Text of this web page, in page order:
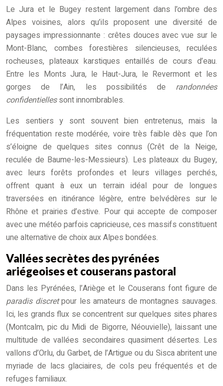
Le Jura et le Bugey restent largement dans l’ombre des
Alpes voisines, alors qu’ils proposent une diversité de
paysages impressionnante : crêtes douces avec vue sur le
Mont-Blanc, combes forestières silencieuses, reculées
rocheuses, plateaux karstiques entaillés de cours d’eau.
Entre les Monts Jura, le Haut-Jura, le Revermont et les
gorges de l’Ain, les possibilités de randonnées
confidentiellessont innombrables.
Les sentiers y sont souvent bien entretenus, mais la
fréquentation reste modérée, voire très faible dès que l’on
s’éloigne de quelques sites connus (Crêt de la Neige,
reculée de Baume-les-Messieurs). Les plateaux du Bugey,
avec leurs forêts profondes et leurs villages perchés,
offrent quant à eux un terrain idéal pour de longues
traversées en itinérance légère, entre belvédères sur le
Rhône et prairies d’estive. Pour qui accepte de composer
avec une météo parfois capricieuse, ces massifs constituent
une alternative de choix aux Alpes bondées.
Vallées secrètes des pyrénées
ariégeoises et couserans pastoral
Dans les Pyrénées, l’Ariège et le Couserans font figure de
paradis discretpour les amateurs de montagnes sauvages.
Ici, les grands flux se concentrent sur quelques sites phares
(Montcalm, pic du Midi de Bigorre, Néouvielle), laissant une
multitude de vallées secondaires quasiment désertes. Les
vallons d’Orlu, du Garbet, de l’Artigue ou du Sisca abritent une
myriade de lacs glaciaires, de cols peu fréquentés et de
refuges familiaux.